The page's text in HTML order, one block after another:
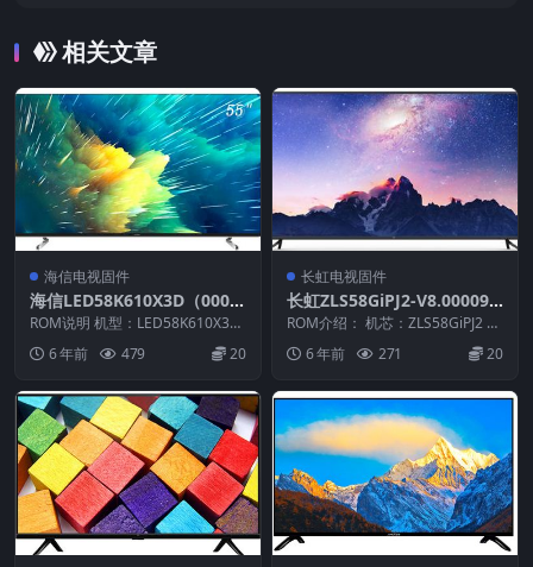
相关文章
海信电视固件
海信LED58K610X3D（000
0）BOM1官方原厂USB刷机
电视固件包
ROM说明 机型：LED58K610X3D
固件版本：（0000） BOM：1 ...
6 年前 479 20
长虹电视固件
长虹ZLS58GiPJ2-V8.00009
工程机刷机固件下载
ROM介绍： 机芯：ZLS58GiPJ2 固
件版本：V8.00009 适用机型：...
6 年前 271 20